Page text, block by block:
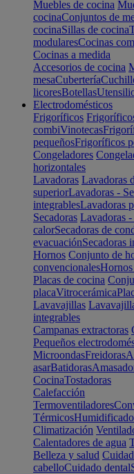
Muebles de cocina
cocinaConjuntos de
cocinaSillas de cocina
modularesCocinas
Cocinas a medida
Accesorios de cocina
mesaCubertería
licoresBotellas
Electrodomésticos
Frigoríficos
combiVinotecas
pequeñosFrigoríficos
Congeladores
horizontales
Lavadoras Lavadoras
superiorLavadoras -
integrablesLavadoras
Secadoras Lavadoras -
calorSecadoras de
evacuaciónSecadoras
Hornos Conjunto de
convencionales
Placas de cocina
placaVitrocerámica
Lavavajillas
integrables
Campanas extractoras
Pequeños
MicroondasFreidoras
asarBatidoras
CocinaTostadoras
Calefacción
Termoventiladores
Térmicos
Climatización
Calentadores de agua
Belleza y salud
cabelloCuidado dental